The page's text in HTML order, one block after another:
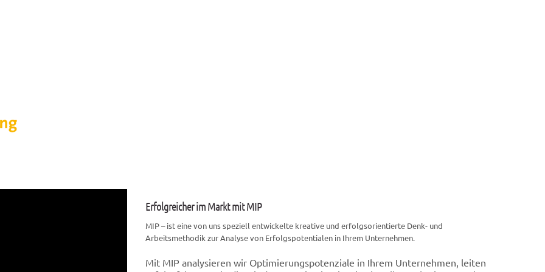
Erfolgreicher im Markt mit MIP
MIP – ist eine von uns speziell entwickelte kreative und erfolgsorientierte Denk- und
Arbeitsmethodik zur Analyse von Erfolgspotentialen in Ihrem Unternehmen.
Mit MIP analysieren wir Optimierungspotenziale in Ihrem Unternehmen, leiten